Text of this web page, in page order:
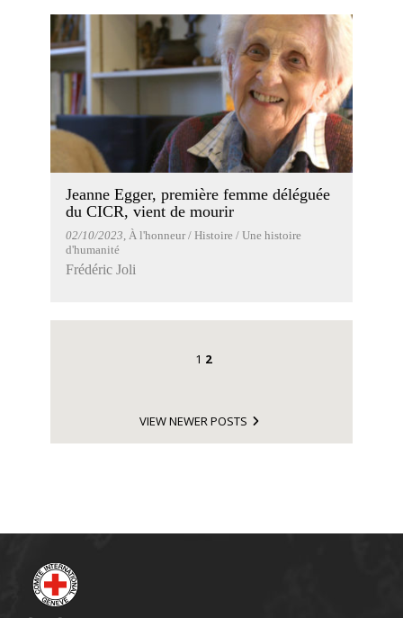
Jeanne Egger, première femme déléguée
du CICR, vient de mourir
02/10/2023, À l'honneur / Histoire / Une histoire
d'humanité
Frédéric Joli
1 2
VIEW NEWER POSTS